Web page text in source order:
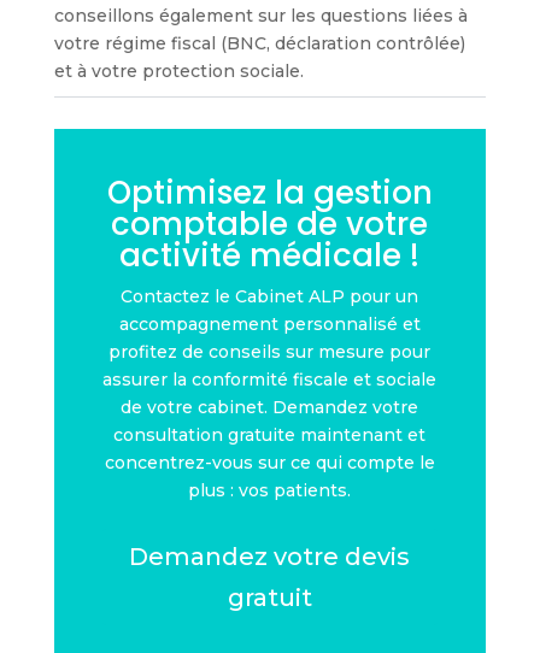
conseillons également sur les questions liées à
votre régime fiscal (BNC, déclaration contrôlée)
et à votre protection sociale.
Optimisez la gestion
comptable de votre
activité médicale !
Contactez le Cabinet ALP pour un
accompagnement personnalisé et
profitez de conseils sur mesure pour
assurer la conformité fiscale et sociale
de votre cabinet. Demandez votre
consultation gratuite maintenant et
concentrez-vous sur ce qui compte le
plus : vos patients.
Demandez votre devis
gratuit